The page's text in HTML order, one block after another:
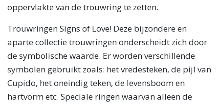
oppervlakte van de trouwring te zetten.
Trouwringen Signs of Love! Deze bijzondere en
aparte collectie trouwringen onderscheidt zich door
de symbolische waarde. Er worden verschillende
symbolen gebruikt zoals: het vredesteken, de pijl van
Cupido, het oneindig teken, de levensboom en
hartvorm etc. Speciale ringen waarvan alleen de